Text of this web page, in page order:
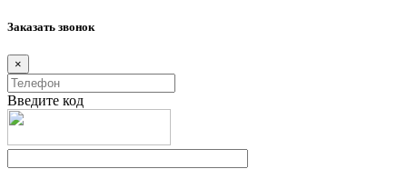
Заказать звонок
×
Введите код